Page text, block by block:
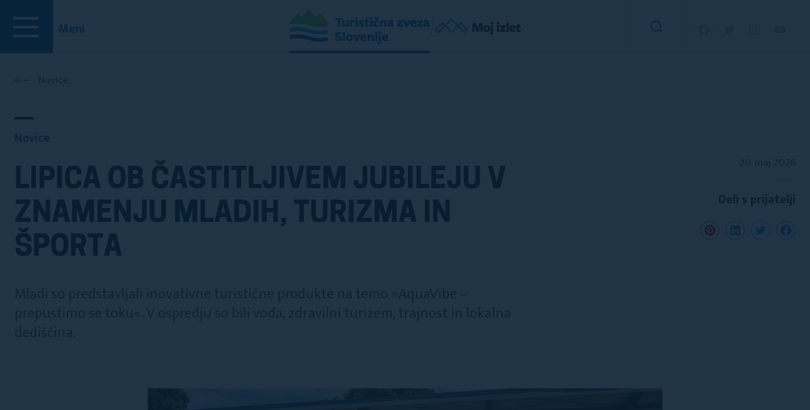
Meni
Novice
LIPICA OB ČASTITLJIVEM JUBILEJU V
ZNAMENJU MLADIH, TURIZMA IN
ŠPORTA
Deli s prijatelji